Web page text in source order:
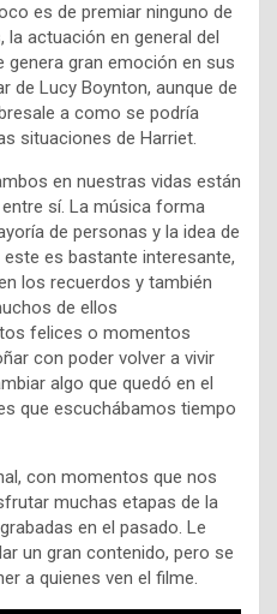
es de premiar ninguno de
actuación en general del
gran emoción en sus
de Lucy Boynton, aunque de
a como se podría
situaciones de Harriet.
en nuestras vidas están
sí. La música forma
de personas y la idea de
es bastante interesante,
los recuerdos y también
de ellos
felices o momentos
con poder volver a vivir
algo que quedó en el
que escuchábamos tiempo
con momentos que nos
muchas etapas de la
en el pasado. Le
un gran contenido, pero se
a quienes ven el filme.